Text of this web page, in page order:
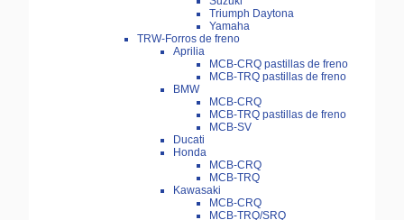
Triumph Daytona
Yamaha
TRW-Forros de freno
Aprilia
MCB-CRQ pastillas de freno
MCB-TRQ pastillas de freno
BMW
MCB-CRQ
MCB-TRQ pastillas de freno
MCB-SV
Ducati
Honda
MCB-CRQ
MCB-TRQ
Kawasaki
MCB-CRQ
MCB-TRQ/SRQ